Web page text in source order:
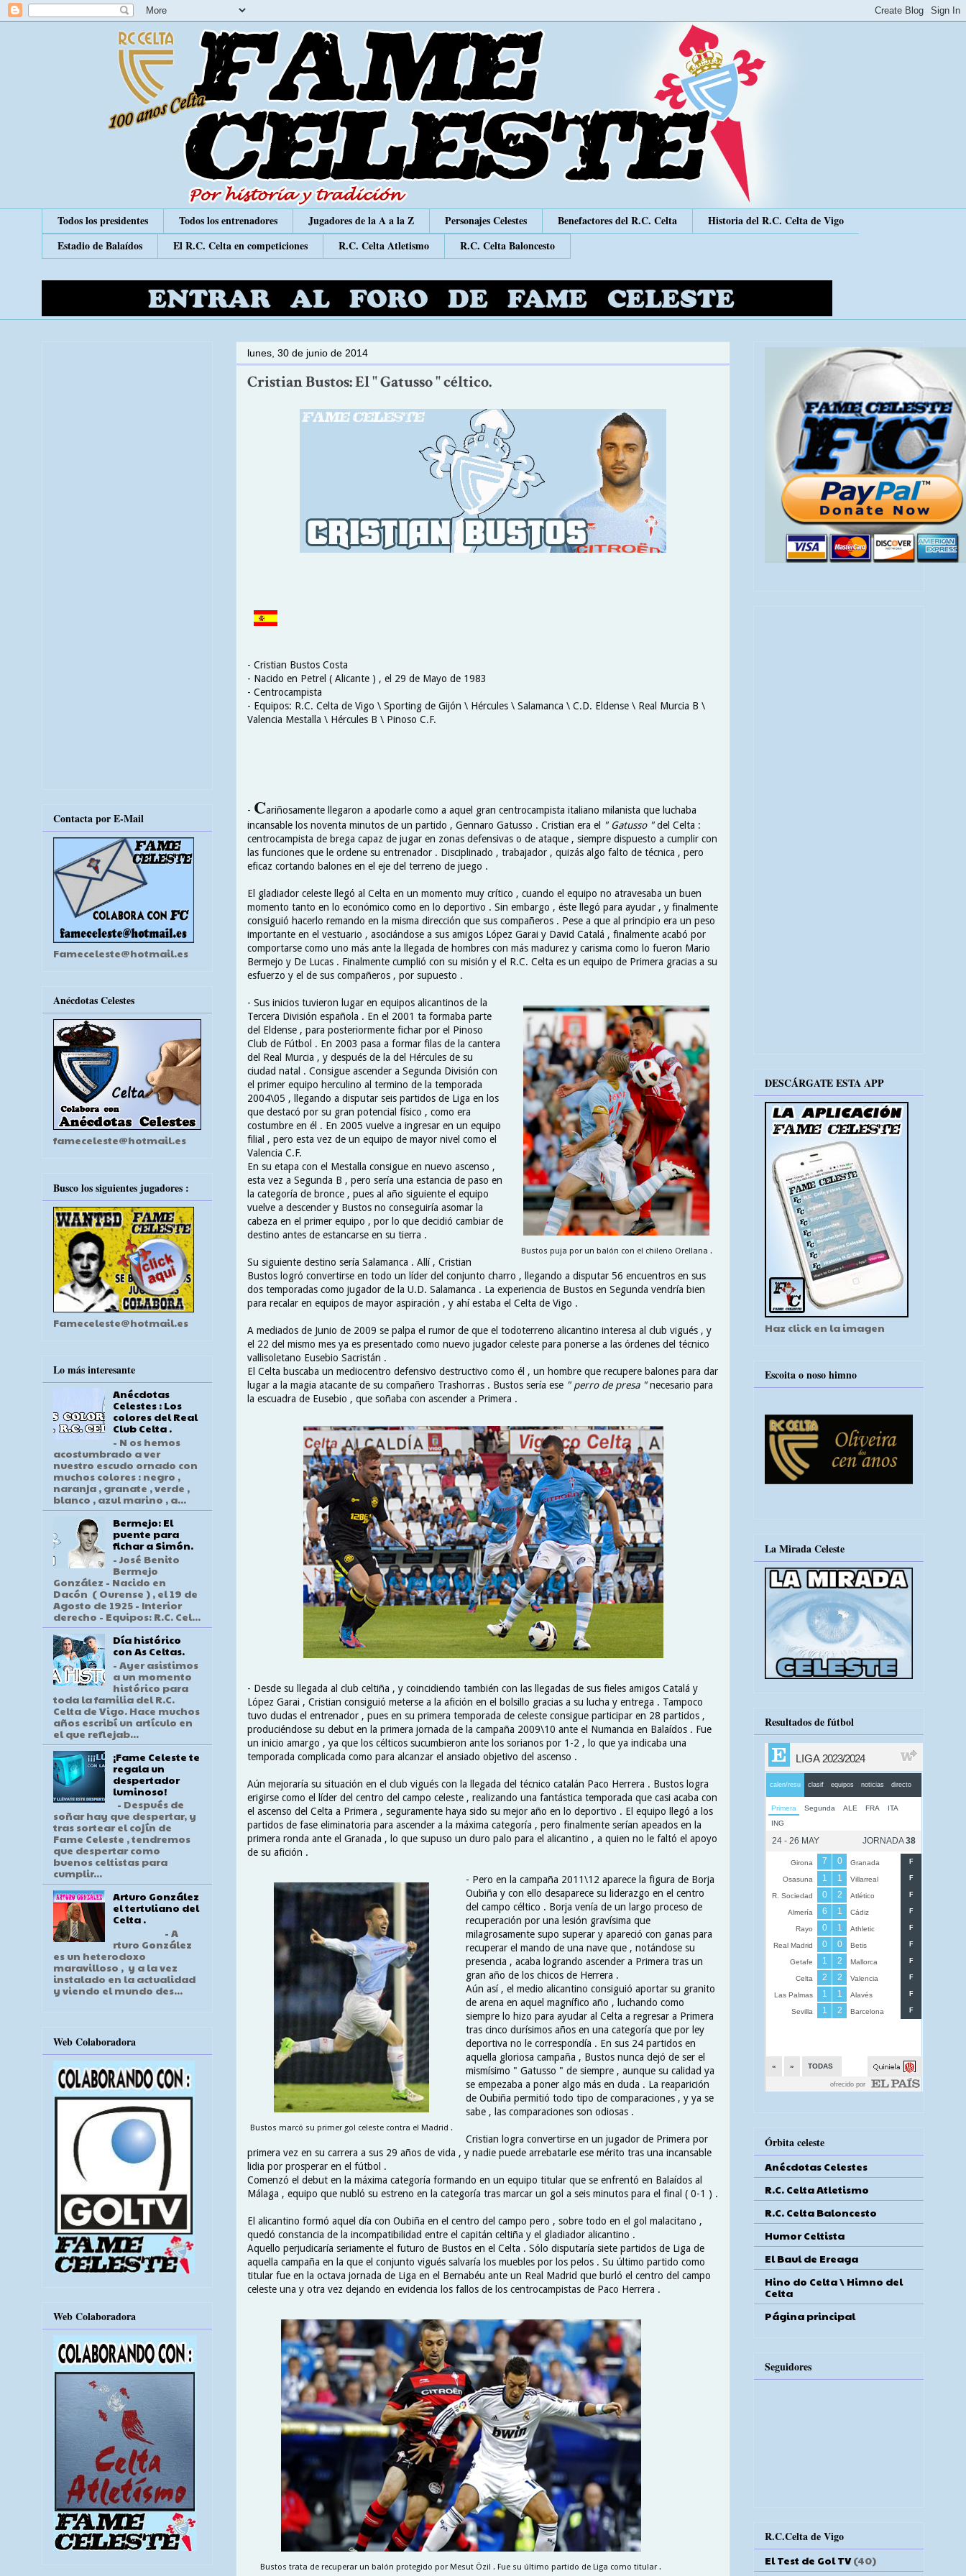
Todos los presidentes Todos los entrenadores Jugadores de la A a la Z Personajes Celestes Benefactores del R.C. Celta
Historia del R.C. Celta de Vigo
Estadio de Balaídos
El R.C. Celta en competiciones R.C. Celta Atletismo R.C. Celta Baloncesto
lunes, 30 de junio de 2014
Cristian Bustos: El " Gatusso " céltico.
- Cristian Bustos Costa
- Nacido en Petrel ( Alicante ) , el 29 de Mayo de 1983
- Centrocampista
- Equipos: R.C. Celta de Vigo \ Sporting de Gijón \ Hércules \ Salamanca \ C.D. Eldense \ Real Murcia B \
Valencia Mestalla \ Hércules B \ Pinoso C.F.
- Cariñosamente llegaron a apodarle como a aquel gran centrocampista italiano milanista que luchaba
incansable los noventa minutos de un partido , Gennaro Gatusso . Cristian era el " Gatusso "del Celta :
centrocampista de brega capaz de jugar en zonas defensivas o de ataque , siempre dispuesto a cumplir con
las funciones que le ordene su entrenador . Disciplinado , trabajador , quizás algo falto de técnica , pero
eficaz cortando balones en el eje del terreno de juego .
El gladiador celeste llegó al Celta en un momento muy crítico , cuando el equipo no atravesaba un buen
momento tanto en lo económico como en lo deportivo . Sin embargo , éste llegó para ayudar , y finalmente
consiguió hacerlo remando en la misma dirección que sus compañeros . Pese a que al principio era un peso
importante en el vestuario , asociándose a sus amigos López Garai y David Catalá , finalmente acabó por
comportarse como uno más ante la llegada de hombres con más madurez y carisma como lo fueron Mario
Bermejo y De Lucas . Finalmente cumplió con su misión y el R.C. Celta es un equipo de Primera gracias a su
esfuerzo y el de sus compañeros , por supuesto .
Bustos puja por un balón con el chileno Orellana .
- Sus inicios tuvieron lugar en equipos alicantinos de la
Tercera División española . En el 2001 ta formaba parte
del Eldense , para posteriormente fichar por el Pinoso
Club de Fútbol . En 2003 pasa a formar filas de la cantera
del Real Murcia , y después de la del Hércules de su
ciudad natal . Consigue ascender a Segunda División con
el primer equipo herculino al termino de la temporada
2004\05 , llegando a disputar seis partidos de Liga en los
que destacó por su gran potencial físico , como era
costumbre en él . En 2005 vuelve a ingresar en un equipo
filial , pero esta vez de un equipo de mayor nivel como el
Valencia C.F.
En su etapa con el Mestalla consigue en nuevo ascenso ,
esta vez a Segunda B , pero sería una estancia de paso en
la categoría de bronce , pues al año siguiente el equipo
vuelve a descender y Bustos no conseguiría asomar la
cabeza en el primer equipo , por lo que decidió cambiar de
destino antes de estancarse en su tierra .
Su siguiente destino sería Salamanca . Allí , Cristian
Bustos logró convertirse en todo un líder del conjunto charro , llegando a disputar 56 encuentros en sus
dos temporadas como jugador de la U.D. Salamanca . La experiencia de Bustos en Segunda vendría bien
para recalar en equipos de mayor aspiración , y ahí estaba el Celta de Vigo .
A mediados de Junio de 2009 se palpa el rumor de que el todoterreno alicantino interesa al club vigués , y
el 22 del mismo mes ya es presentado como nuevo jugador celeste para ponerse a las órdenes del técnico
vallisoletano Eusebio Sacristán .
El Celta buscaba un mediocentro defensivo destructivo como él , un hombre que recupere balones para dar
lugar a la magia atacante de su compañero Trashorras . Bustos sería ese " perro de presa "necesario para
la escuadra de Eusebio , que soñaba con ascender a Primera .
- Desde su llegada al club celtiña , y coincidiendo también con las llegadas de sus fieles amigos Catalá y
López Garai , Cristian consiguió meterse a la afición en el bolsillo gracias a su lucha y entrega . Tampoco
tuvo dudas el entrenador , pues en su primera temporada de celeste consigue participar en 28 partidos ,
produciéndose su debut en la primera jornada de la campaña 2009\10 ante el Numancia en Balaídos . Fue
un inicio amargo , ya que los célticos sucumbieron ante los sorianos por 1-2 , lo que ya indicaba una
temporada complicada como para alcanzar el ansiado objetivo del ascenso .
Aún mejoraría su situación en el club vigués con la llegada del técnico catalán Paco Herrera . Bustos logra
erigirse como el líder del centro del campo celeste , realizando una fantástica temporada que casi acaba con
el ascenso del Celta a Primera , seguramente haya sido su mejor año en lo deportivo . El equipo llegó a los
partidos de fase eliminatoria para ascender a la máxima categoría , pero finalmente serían apeados en la
primera ronda ante el Granada , lo que supuso un duro palo para el alicantino , a quien no le faltó el apoyo
de su afición .
Bustos marcó su primer gol celeste contra el Madrid .
- Pero en la campaña 2011\12 aparece la figura de Borja
Oubiña y con ello desaparece su liderazgo en el centro
del campo céltico . Borja venía de un largo proceso de
recuperación por una lesión gravísima que
milagrosamente supo superar y apareció con ganas para
recuperar el mando de una nave que , notándose su
presencia , acaba logrando ascender a Primera tras un
gran año de los chicos de Herrera .
Aún así , el medio alicantino consiguió aportar su granito
de arena en aquel magnífico año , luchando como
siempre lo hizo para ayudar al Celta a regresar a Primera
tras cinco durísimos años en una categoría que por ley
deportiva no le correspondía . En sus 24 partidos en
aquella gloriosa campaña , Bustos nunca dejó de ser el
mismísimo " Gatusso " de siempre , aunque su calidad ya
se empezaba a poner algo más en duda . La reaparición
de Oubiña permitió todo tipo de comparaciones , y ya se
sabe , las comparaciones son odiosas .
Cristian logra convertirse en un jugador de Primera por
primera vez en su carrera a sus 29 años de vida , y nadie puede arrebatarle ese mérito tras una incansable
lidia por prosperar en el fútbol .
Comenzó el debut en la máxima categoría formando en un equipo titular que se enfrentó en Balaídos al
Málaga , equipo que nubló su estreno en la categoría tras marcar un gol a seis minutos para el final ( 0-1 ) .
El alicantino formó aquel día con Oubiña en el centro del campo pero , sobre todo en el gol malacitano ,
quedó constancia de la incompatibilidad entre el capitán celtiña y el gladiador alicantino .
Aquello perjudicaría seriamente el futuro de Bustos en el Celta . Sólo disputaría siete partidos de Liga de
aquella campaña en la que el conjunto vigués salvaría los muebles por los pelos . Su último partido como
titular fue en la octava jornada de Liga en el Bernabéu ante un Real Madrid que burló el centro del campo
celeste una y otra vez dejando en evidencia los fallos de los centrocampistas de Paco Herrera .
Bustos trata de recuperar un balón protegido por Mesut Özil . Fue su último partido de Liga como titular .
Contacta por E-Mail
Fameceleste@hotmail.es
Anécdotas Celestes
fameceleste@hotmail.es
Busco los siguientes jugadores :
Fameceleste@hotmail.es
Lo más interesante
Anécdotas
Celestes : Los
colores del Real
Club Celta .
- N os hemos
acostumbrado a ver
nuestro escudo ornado con
muchos colores : negro ,
naranja , granate , verde ,
blanco , azul marino , a...
Bermejo: El
puente para
fichar a Simón.
- José Benito
Bermejo
González - Nacido en
Dacón ( Ourense ) , el 19 de
Agosto de 1925 - Interior
derecho - Equipos: R.C. Cel...
Día histórico
con As Celtas.
- Ayer asistimos
a un momento
histórico para
toda la familia del R.C.
Celta de Vigo. Hace muchos
años escribí un artículo en
el que reflejab...
¡Fame Celeste te
regala un
despertador
luminoso!
- Después de
soñar hay que despertar, y
tras sortear el cojín de
Fame Celeste , tendremos
que despertar como
buenos celtistas para
cumplir...
Arturo González
el tertuliano del
Celta .
- A
rturo González
es un heterodoxo
maravilloso , y a la vez
instalado en la actualidad
y viendo el mundo des...
Web Colaboradora
Web Colaboradora
DESCÁRGATE ESTA APP
Haz click en la imagen
Escoita o noso himno
La Mirada Celeste
Resultados de fútbol
Órbita celeste
Anécdotas Celestes
R.C. Celta Atletismo
R.C. Celta Baloncesto
Humor Celtista
El Baul de Ereaga
Hino do Celta \ Himno del
Celta
Página principal
Seguidores
R.C.Celta de Vigo
El Test de Gol TV (40)